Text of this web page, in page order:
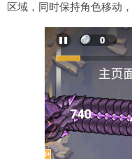
区域，同时保持角色移动，